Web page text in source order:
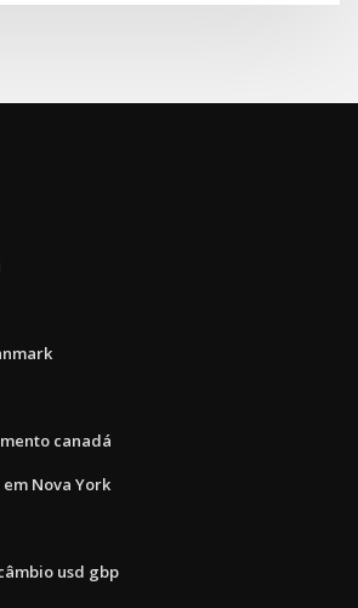
canadá
Nova York
usd gbp